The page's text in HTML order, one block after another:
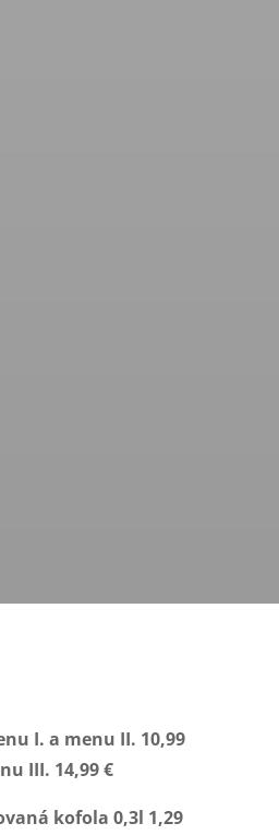
I. a menu II. 10,99
III. 14,99 €
kofola 0,3l 1,29